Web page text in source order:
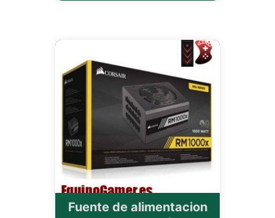
Fuente de alimentacion